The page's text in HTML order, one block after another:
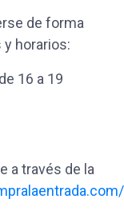
de forma
horarios:
16 a 19
a través de la